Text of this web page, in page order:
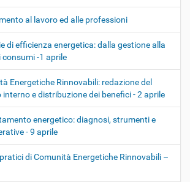
al lavoro ed alle professioni
di efficienza energetica: dalla gestione alla
consumi -1 aprile
Energetiche Rinnovabili: redazione del
e distribuzione dei benefici - 2 aprile
energetico: diagnosi, strumenti e
- 9 aprile
di Comunità Energetiche Rinnovabili –